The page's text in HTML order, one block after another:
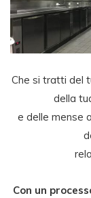
Che si tratti del
della
e delle mense
Con un